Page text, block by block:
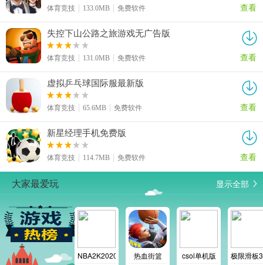
体育竞技 133.0MB 免费软件 查看
失控下山公路之旅游戏无广告版
体育竞技 131.0MB 免费软件 查看
虚拟乒乓球国际服最新版
体育竞技 65.6MB 免费软件 查看
新星经理手机免费版
体育竞技 114.7MB 免费软件 查看
大家最爱玩 显示全部
NBA2K2020
热血街篮
csol单机版
极限滑板